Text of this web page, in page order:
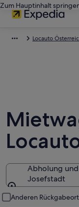
Zum Hauptinhalt
Locauto
Abholung
Josefstadt
Anderen